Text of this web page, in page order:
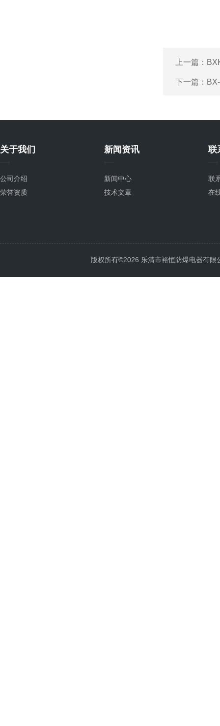
上一篇：
下一篇：
关于我们
公司介绍
荣誉资质
新闻资讯
新闻中心
技术文章
联
联
在
版权所有©2026 乐清市裕恒防爆电器有